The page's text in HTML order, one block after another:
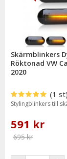
praktiska
utvalda
HOS OSS FÅR
Trendande
Delar för både
Snabb leverans
Skärmblinkers
Röktonad VW
2020
(1 st)
Stylingblinkers till
591 kr
695 kr